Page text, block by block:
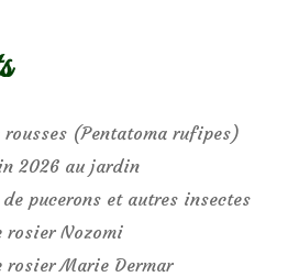
(Pentatoma rufipes)
2026 au jardin
pucerons et autres insectes
rosier Nozomi
rosier Marie Dermar